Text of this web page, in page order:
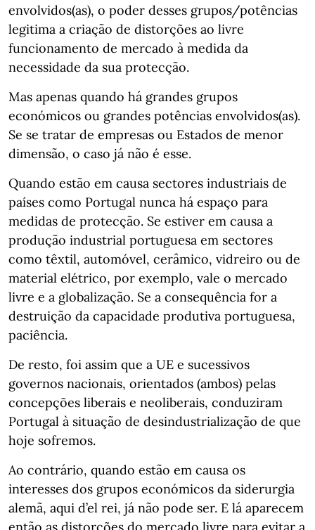
envolvidos(as), o poder desses grupos/potências
legitima a criação de distorções ao livre
funcionamento de mercado à medida da
necessidade da sua protecção.
Mas apenas quando há grandes grupos
económicos ou grandes potências envolvidos(as).
Se se tratar de empresas ou Estados de menor
dimensão, o caso já não é esse.
Quando estão em causa sectores industriais de
países como Portugal nunca há espaço para
medidas de protecção. Se estiver em causa a
produção industrial portuguesa em sectores
como têxtil, automóvel, cerâmico, vidreiro ou de
material elétrico, por exemplo, vale o mercado
livre e a globalização. Se a consequência for a
destruição da capacidade produtiva portuguesa,
paciência.
De resto, foi assim que a UE e sucessivos
governos nacionais, orientados (ambos) pelas
concepções liberais e neoliberais, conduziram
Portugal à situação de desindustrialização de que
hoje sofremos.
Ao contrário, quando estão em causa os
interesses dos grupos económicos da siderurgia
alemã, aqui d’el rei, já não pode ser. E lá aparecem